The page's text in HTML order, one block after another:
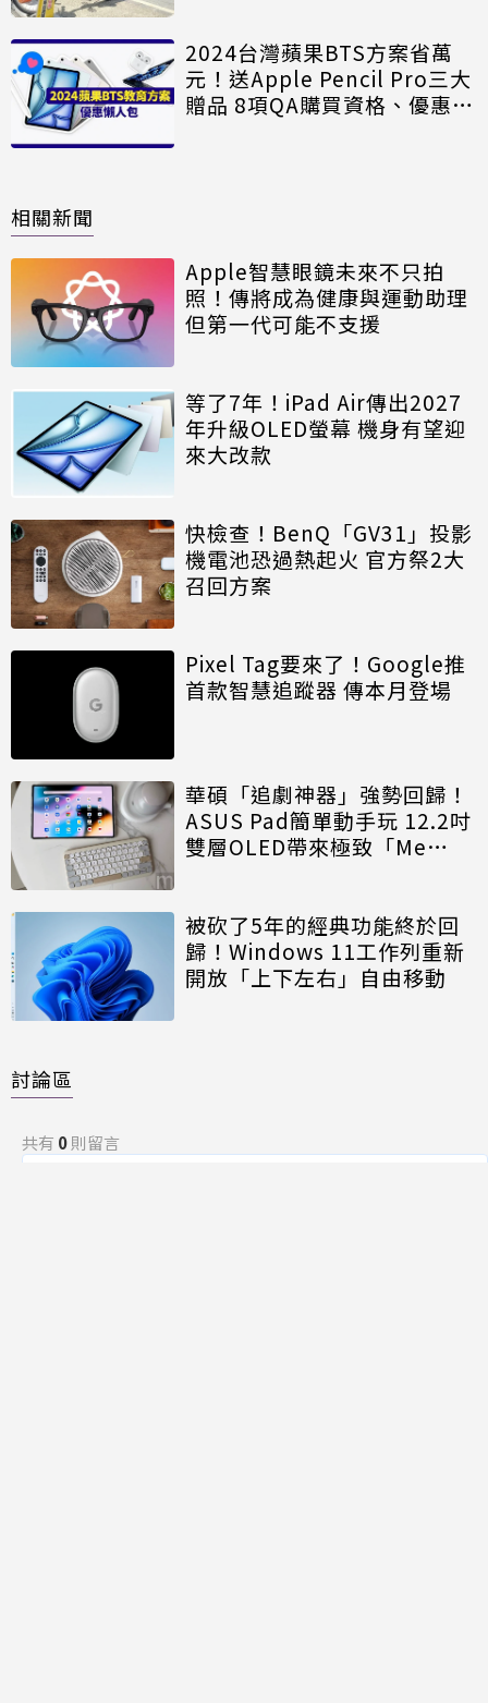
2024台灣蘋果BTS方案省萬
元！送Apple Pencil Pro三大
贈品 8項QA購買資格、優惠、
相關新聞
Apple智慧眼鏡未來不只拍
照！傳將成為健康與運動助理
但第一代可能不支援
等了7年！iPad Air傳出2027
年升級OLED螢幕 機身有望迎
來大改款
快檢查！BenQ「GV31」投影
機電池恐過熱起火 官方祭2大
召回方案
Pixel Tag要來了！Google推
首款智慧追蹤器 傳本月登場
華碩「追劇神器」強勢回歸！
ASUS Pad簡單動手玩 12.2吋
雙層OLED帶來極致「Me
被砍了5年的經典功能終於回
歸！Windows 11工作列重新
開放「上下左右」自由移動
討論區
共有 0則留言